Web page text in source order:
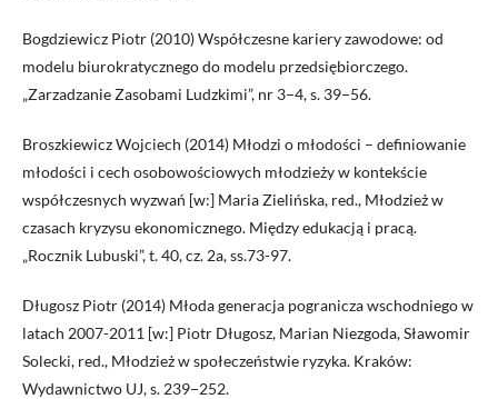
Bogdziewicz Piotr (2010) Współczesne kariery zawodowe: od
modelu biurokratycznego do modelu przedsiębiorczego.
„Zarzadzanie Zasobami Ludzkimi”, nr 3−4, s. 39−56.
Broszkiewicz Wojciech (2014) Młodzi o młodości – definiowanie
młodości i cech osobowościowych młodzieży w kontekście
współczesnych wyzwań [w:] Maria Zielińska, red., Młodzież w
czasach kryzysu ekonomicznego. Między edukacją i pracą.
„Rocznik Lubuski”, t. 40, cz. 2a, ss.73-97.
Długosz Piotr (2014) Młoda generacja pogranicza wschodniego w
latach 2007-2011 [w:] Piotr Długosz, Marian Niezgoda, Sławomir
Solecki, red., Młodzież w społeczeństwie ryzyka. Kraków:
Wydawnictwo UJ, s. 239−252.